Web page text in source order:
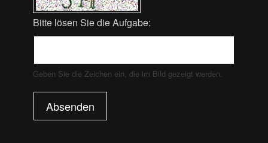
Bitte lösen Sie die Aufgabe:
Geben Sie die Zeichen ein, die im Bild gezeigt werden.
Absenden